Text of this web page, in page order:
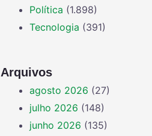
Política (1.898)
Tecnologia (391)
Arquivos
agosto 2026 (27)
julho 2026 (148)
junho 2026 (135)